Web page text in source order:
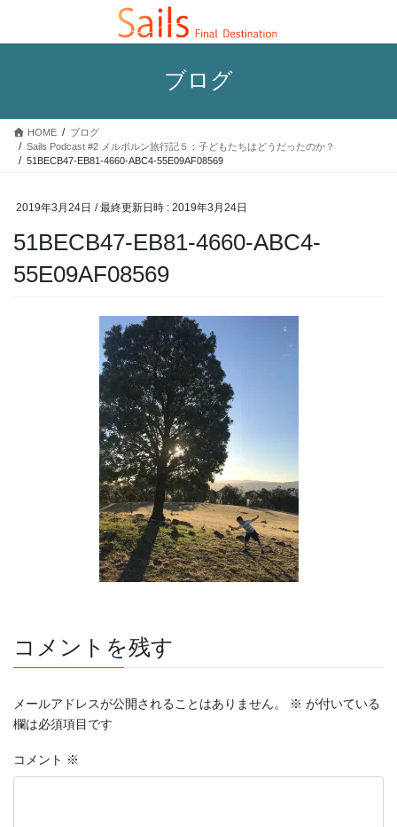
テ
ス
ゲ
ン
ブログ
HOME
ブログ
Sails Podcast #2 メルボルン旅行記５：子どもたちはどうだったのか？
51BECB47-EB81-4660-ABC4-55E09AF08569
2019年3月24日 / 最終更新日時 : 2019年3月24日
51BECB47-EB81-4660-ABC4-
55E09AF08569
コメントを残す
メールアドレスが公開されることはありません。 ※ が付いている
欄は必須項目です
コメント ※